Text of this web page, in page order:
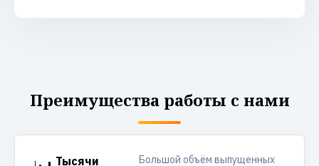
Преимущества работы с нами
Тысячи
Большой объём выпущенных